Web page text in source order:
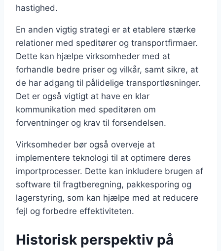
hastighed.
En anden vigtig strategi er at etablere stærke
relationer med speditører og transportfirmaer.
Dette kan hjælpe virksomheder med at
forhandle bedre priser og vilkår, samt sikre, at
de har adgang til pålidelige transportløsninger.
Det er også vigtigt at have en klar
kommunikation med speditøren om
forventninger og krav til forsendelsen.
Virksomheder bør også overveje at
implementere teknologi til at optimere deres
importprocesser. Dette kan inkludere brugen af
software til fragtberegning, pakkesporing og
lagerstyring, som kan hjælpe med at reducere
fejl og forbedre effektiviteten.
Historisk perspektiv på